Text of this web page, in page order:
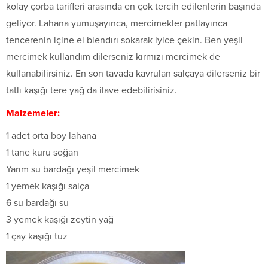
kolay çorba tarifleri arasında en çok tercih edilenlerin başında
geliyor. Lahana yumuşayınca, mercimekler patlayınca
tencerenin içine el blendırı sokarak iyice çekin. Ben yeşil
mercimek kullandım dilerseniz kırmızı mercimek de
kullanabilirsiniz. En son tavada kavrulan salçaya dilerseniz bir
tatlı kaşığı tere yağ da ilave edebilirisiniz.
Malzemeler:
1 adet orta boy lahana
1 tane kuru soğan
Yarım su bardağı yeşil mercimek
1 yemek kaşığı salça
6 su bardağı su
3 yemek kaşığı zeytin yağ
1 çay kaşığı tuz